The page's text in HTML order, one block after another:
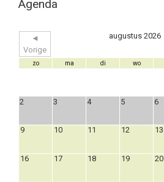
Agenda
◄
Vorige
augustus 2026
zo ma di wo
2 3 4 5 6
9 10 11 12 13
16 17 18 19 20